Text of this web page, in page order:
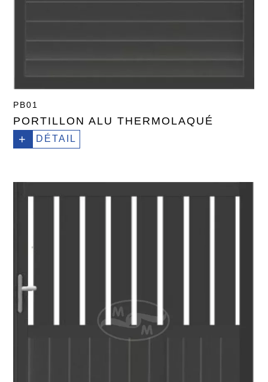
PB01
PORTILLON ALU THERMOLAQUÉ
+ DÉTAIL